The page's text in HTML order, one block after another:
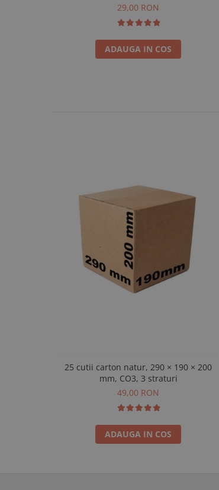
29,00 RON
ADAUGA IN COS
25 cutii carton natur, 290 × 190 × 200
mm, CO3, 3 straturi
49,00 RON
ADAUGA IN COS